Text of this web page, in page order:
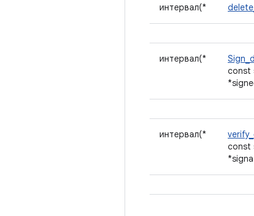
интервал(*
интервал(*
const
интервал(*
const